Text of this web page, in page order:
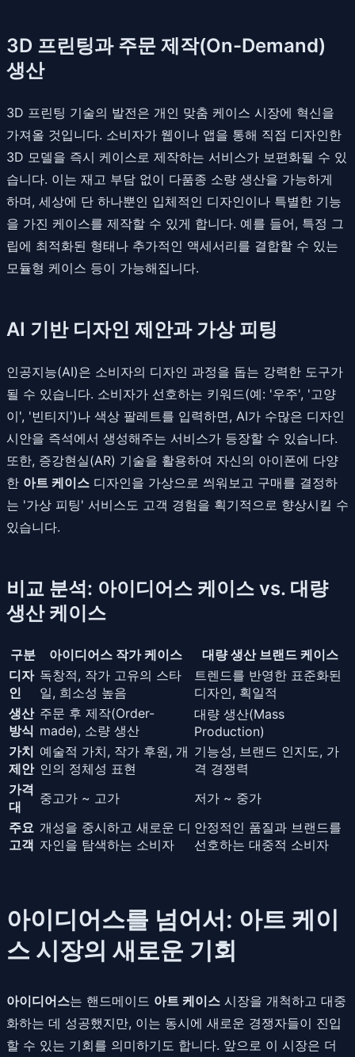
3D 프린팅과 주문 제작(On-Demand)
생산
3D 프린팅 기술의 발전은 개인 맞춤 케이스 시장에 혁신을
가져올 것입니다. 소비자가 웹이나 앱을 통해 직접 디자인한
3D 모델을 즉시 케이스로 제작하는 서비스가 보편화될 수 있
습니다. 이는 재고 부담 없이 다품종 소량 생산을 가능하게
하며, 세상에 단 하나뿐인 입체적인 디자인이나 특별한 기능
을 가진 케이스를 제작할 수 있게 합니다. 예를 들어, 특정 그
립에 최적화된 형태나 추가적인 액세서리를 결합할 수 있는
모듈형 케이스 등이 가능해집니다.
AI 기반 디자인 제안과 가상 피팅
인공지능(AI)은 소비자의 디자인 과정을 돕는 강력한 도구가
될 수 있습니다. 소비자가 선호하는 키워드(예: '우주', '고양
이', '빈티지')나 색상 팔레트를 입력하면, AI가 수많은 디자인
시안을 즉석에서 생성해주는 서비스가 등장할 수 있습니다.
또한, 증강현실(AR) 기술을 활용하여 자신의 아이폰에 다양
한 아트 케이스 디자인을 가상으로 씌워보고 구매를 결정하
는 '가상 피팅' 서비스도 고객 경험을 획기적으로 향상시킬 수
있습니다.
비교 분석: 아이디어스 케이스 vs. 대량
생산 케이스
구분 아이디어스 작가 케이스
대량 생산 브랜드 케이스
디자
인
독창적, 작가 고유의 스타
일, 희소성 높음
트렌드를 반영한 표준화된
디자인, 획일적
생산
방식
주문 후 제작(Order-
made), 소량 생산
대량 생산(Mass
Production)
가치
제안
예술적 가치, 작가 후원, 개
인의 정체성 표현
기능성, 브랜드 인지도, 가
격 경쟁력
가격
대
중고가 ~ 고가
저가 ~ 중가
주요
고객
개성을 중시하고 새로운 디
자인을 탐색하는 소비자
안정적인 품질과 브랜드를
선호하는 대중적 소비자
아이디어스를 넘어서: 아트 케이
스 시장의 새로운 기회
아이디어스는 핸드메이드 아트 케이스 시장을 개척하고 대중
화하는 데 성공했지만, 이는 동시에 새로운 경쟁자들이 진입
할 수 있는 기회를 의미하기도 합니다. 앞으로 이 시장은 더